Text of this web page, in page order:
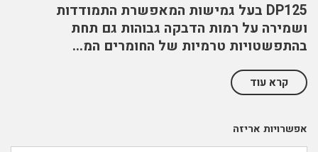
DP125 בעל גמישות המאפשרת התמודדות
ושמירה על רמות הדבקה גבוהות גם תחת
בהתפשטויות טרמיות של החומרים המ...
קרא עוד
אפשרויות אריזה